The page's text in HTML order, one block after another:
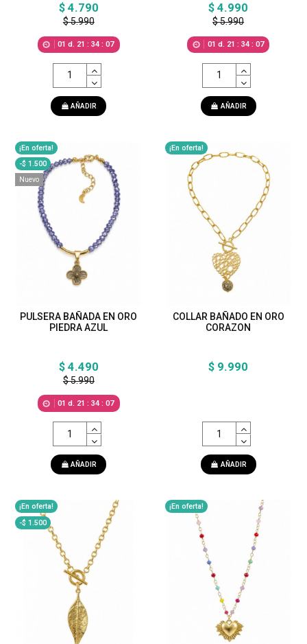
$ 4.790
$ 5.990
01 d. 21 :34 :05
AÑADIR
$ 4.990
$ 5.990
01 d. 21 : 34: 05
AÑADIR
¡En oferta!
-$ 1.500
Nuevo
PULSERA BAÑADA EN ORO
PIEDRA AZUL
$ 4.490
$ 5.990
01 d. 21 :34 :05
AÑADIR
¡En oferta!
COLLAR BAÑADO EN ORO
CORAZON
$ 9.990
AÑADIR
¡En oferta!
-$ 1.500
¡En oferta!